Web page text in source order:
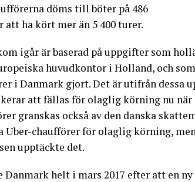
döms till böter på 486
att ha kört mer än 5 400 turer.
igår är baserad på uppgifter som
huvudkontor i Holland, och
i Danmark gjort. Det är utifrån dessa
att fällas för olaglig körning nu när
granskas också av den danska
Uber-chaufförer för olaglig körning,
upptäckte det.
Danmark helt i mars 2017 efter att en